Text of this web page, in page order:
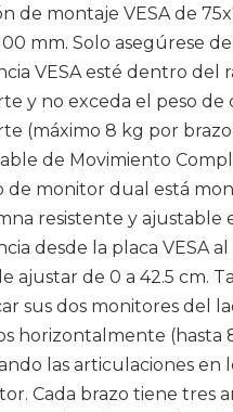
de montaje VESA de
mm. Solo asegúrese
VESA esté dentro del
y no exceda el peso de
(máximo 8 kg por
de Movimiento
de monitor dual está
resistente y ajustable
desde la placa VESA
ajustar de 0 a 42.5 cm.
sus dos monitores del
horizontalmente (hasta
las articulaciones en
Cada brazo tiene tres